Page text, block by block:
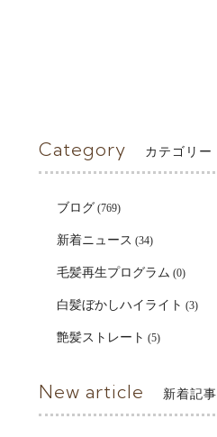
Category カテゴリー
ブログ (769)
新着ニュース (34)
毛髪再生プログラム (0)
白髪ぼかしハイライト (3)
艶髪ストレート (5)
New article 新着記事